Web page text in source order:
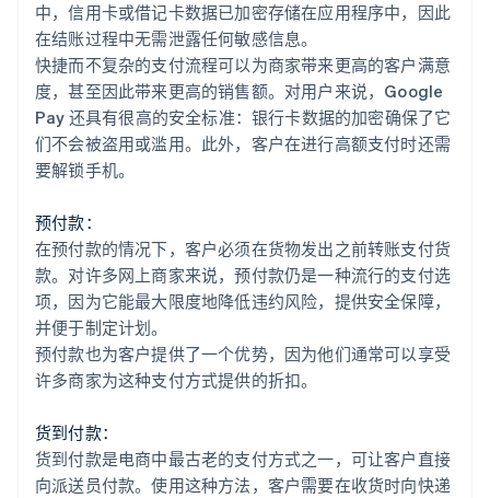
中，信用卡或借记卡数据已加密存储在应用程序中，因此
在结账过程中无需泄露任何敏感信息。
快捷而不复杂的支付流程可以为商家带来更高的客户满意
度，甚至因此带来更高的销售额。对用户来说，Google
Pay 还具有很高的安全标准：银行卡数据的加密确保了它
们不会被盗用或滥用。此外，客户在进行高额支付时还需
要解锁手机。
预付款：
在预付款的情况下，客户必须在货物发出之前转账支付货
款。对许多网上商家来说，预付款仍是一种流行的支付选
项，因为它能最大限度地降低违约风险，提供安全保障，
并便于制定计划。
预付款也为客户提供了一个优势，因为他们通常可以享受
许多商家为这种支付方式提供的折扣。
货到付款：
货到付款是电商中最古老的支付方式之一，可让客户直接
向派送员付款。使用这种方法，客户需要在收货时向快递